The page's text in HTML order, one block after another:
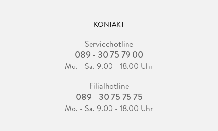
KONTAKT
Servicehotline
089 - 30 75 79 00
Mo. - Sa. 9.00 - 18.00 Uhr
Filialhotline
089 - 30 75 75 75
Mo. - Sa. 9.00 - 18.00 Uhr